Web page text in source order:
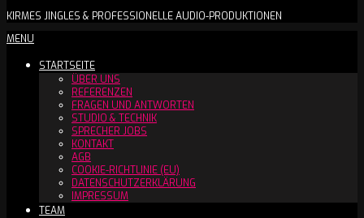
DCW
BOOKINGS™
KIRMES JINGLES & PROFESSIONELLE AUDIO-PRODUKTIONEN
Secondary
Menu
MENU
STARTSEITE
ÜBER UNS
REFERENZEN
FRAGEN UND ANTWORTEN
STUDIO & TECHNIK
SPRECHER JOBS
KONTAKT
AGB
COOKIE-RICHTLINIE (EU)
DATENSCHUTZERKLÄRUNG
IMPRESSUM
TEAM